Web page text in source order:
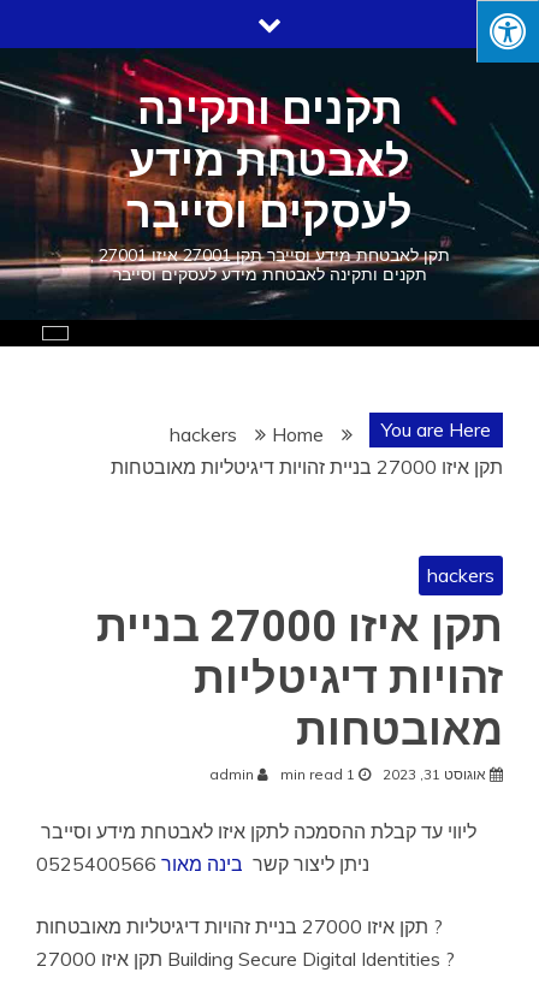
Skip
to
תקנים ותקינה
לאבטחת מידע
לעסקים וסייבר
תקן לאבטחת מידע וסייבר תקן 27001 איזו 27001 ,
תקנים ותקינה לאבטחת מידע לעסקים וסייבר
You are Here
Home
hackers
תקן איזו 27000 בניית זהויות דיגיטליות מאובטחות
hackers
תקן איזו 27000 בניית
זהויות דיגיטליות
מאובטחות
אוגוסט 31, 2023 1 min read
admin
ליווי עד קבלת ההסמכה לתקן איזו לאבטחת מידע וסייבר
ניתן ליצור קשר בינה מאור
תקן איזו 27000 בניית זהויות דיגיטליות מאובטחות ?
תקן איזו 27000 Building Secure Digital Identities ?